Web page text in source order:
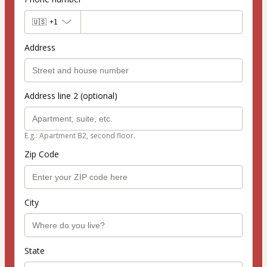
🇺🇸 +1
Address
Address line 2 (optional)
E.g.: Apartment B2, second floor.
Zip Code
City
State